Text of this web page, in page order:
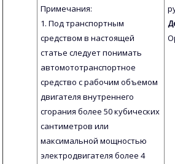
Примечания:
1. Под транспортным
средством в настоящей
статье следует понимать
автомототранспортное
средство с рабочим объемом
двигателя внутреннего
сгорания более 50 кубических
сантиметров или
максимальной мощностью
электродвигателя более 4